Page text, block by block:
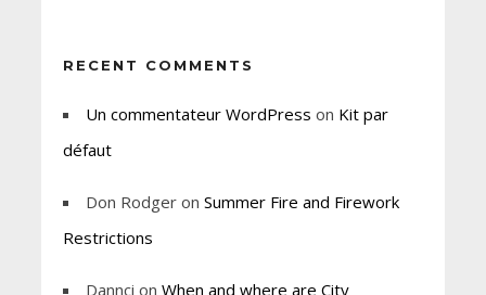
RECENT COMMENTS
Un commentateur WordPress on Kit par
défaut
Don Rodgeron Summer Fire and Firework
Restrictions
Dannci on When and where are City